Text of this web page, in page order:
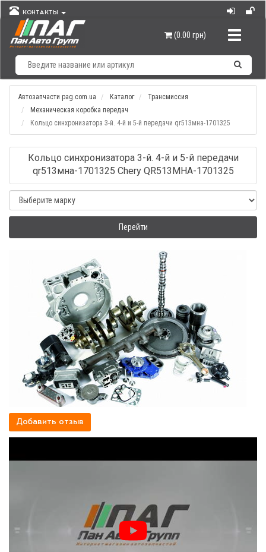
КОНТАКТЫ
(0.00 грн)
Автозапчасти pag.com.ua Каталог
Трансмиссия
Механическая коробка передач
Кольцо синхронизатора 3-й. 4-й и 5-й передачи qr513мна-1701325
Кольцо синхронизатора 3-й. 4-й и 5-й передачи
qr513мна-1701325 Chery QR513MHA-1701325
Перейти
Добавить отзыв